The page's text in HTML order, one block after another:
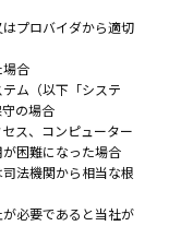
プロバイダから適切
場合
ム（以下「システ
の場合
ス、コンピューター
困難になった場合
法機関から相当な根
必要であると当社が